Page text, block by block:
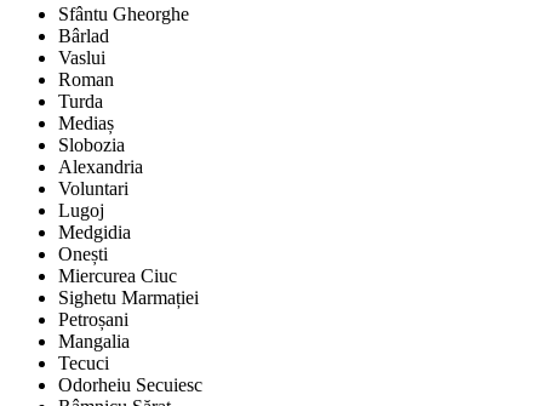
Sfântu Gheorghe
Bârlad
Vaslui
Roman
Turda
Mediaș
Slobozia
Alexandria
Voluntari
Lugoj
Medgidia
Onești
Miercurea Ciuc
Sighetu Marmației
Petroșani
Mangalia
Tecuci
Odorheiu Secuiesc